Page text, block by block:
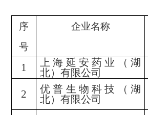
序
号
企业名称
1
上海延安药业（湖
北）有限公司
2
优普生物科技（湖
北）有限公司